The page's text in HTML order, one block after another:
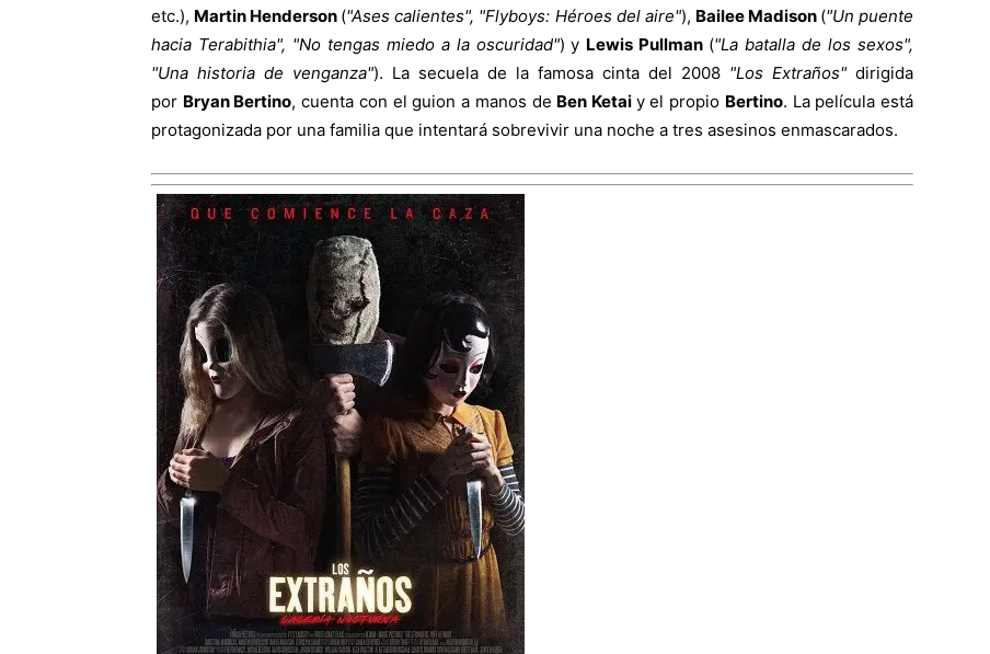
etc.), Martin Henderson ("Ases calientes", "Flyboys: Héroes del aire"), Bailee Madison ("Un puente
hacia Terabithia", "No tengas miedo a la oscuridad") y Lewis Pullman ("La batalla de los sexos",
"Una historia de venganza"). La secuela de la famosa cinta del 2008 "Los Extraños" dirigida
por Bryan Bertino, cuenta con el guion a manos de Ben Ketai y el propio Bertino. La película está
protagonizada por una familia que intentará sobrevivir una noche a tres asesinos enmascarados.